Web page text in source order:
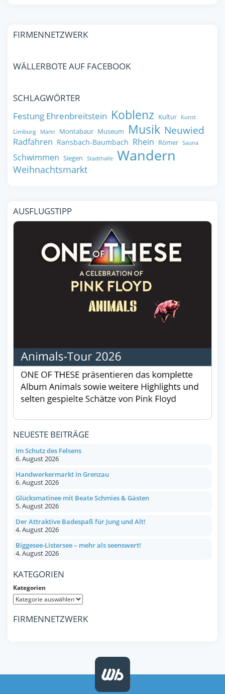
FIRMENNETZWERK
WÄLLERBOTE AUF FACEBOOK
SCHLAGWÖRTER
Festung Ehrenbreitstein Koblenz Kultur Kunst
Limburg Markt Montabaur Museum Musik Neuwied
Radfahren Ransbach-Baumbach Rhein Römer Sauna
Schwimmen Siegen Stadthalle Wandern
Weihnachtsmarkt
AUSFLUGSTIPP
NEUESTE BEITRÄGE
Im Schutz des Felsens
6. August 2026
Handwerkermarkt in Grenzau
6. August 2026
Glücksmatinee mit Beate Schmies & Gästen
5. August 2026
Der Attraktive Badespaß für Jung und Alt!
4. August 2026
Biggesee-Listersee – mehr als seenswert!
4. August 2026
KATEGORIEN
Kategorien
FIRMENNETZWERK